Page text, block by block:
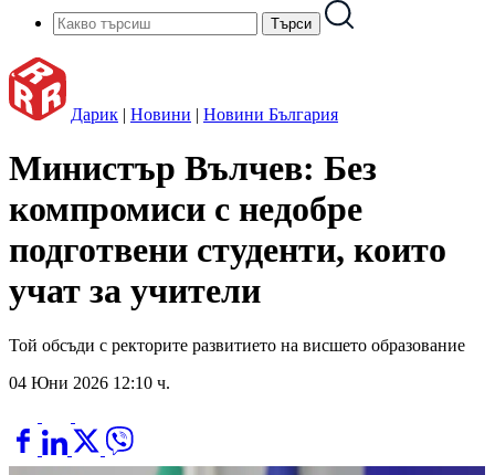
Дарик | Новини | Новини България
Министър Вълчев: Без
компромиси с недобре
подготвени студенти, които
учат за учители
Той обсъди с ректорите развитието на висшето образование
04 Юни 2026 12:10 ч.